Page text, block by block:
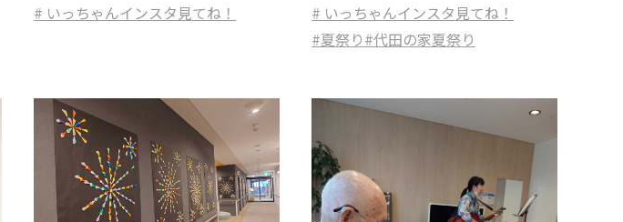
# いっちゃんインスタ見てね！
# いっちゃんインスタ見てね！
#夏祭り#代田の家夏祭り